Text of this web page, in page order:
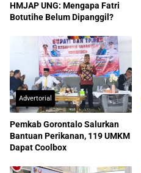
HMJAP UNG: Mengapa Fatri
Botutihe Belum Dipanggil?
Advertorial
Pemkab Gorontalo Salurkan
Bantuan Perikanan, 119 UMKM
Dapat Coolbox